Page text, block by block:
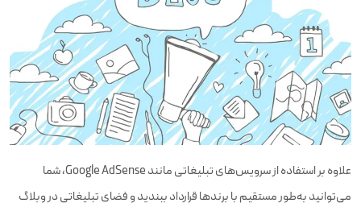
علاوه بر استفاده از سرویس‌های تبلیغاتی مانند Google AdSense، شما
می‌توانید به‌طور مستقیم با برندها قرارداد ببندید و فضای تبلیغاتی در وبلاگ